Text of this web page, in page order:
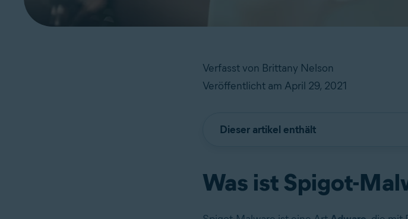
Verfasst von Brittany Nelson
Veröffentlicht am April 29, 2021
Dieser artikel enthält
Was ist Spigot-